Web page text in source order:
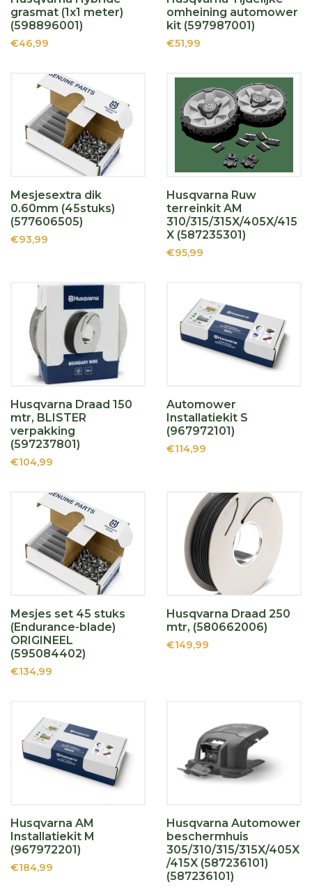
grasmat (1x1 meter)
(598896001)
€46,99
omheining automower
kit (597987001)
€51,99
Mesjesextra dik
0.60mm (45stuks)
(577606505)
€93,99
Husqvarna Ruw
terreinkit AM
310/315/315X/405X/415
X (587235301)
€95,99
Husqvarna Draad 150
mtr, BLISTER
verpakking
(597237801)
€104,99
Automower
Installatiekit S
(967972101)
€114,99
Mesjes set 45 stuks
(Endurance-blade)
ORIGINEEL
(595084402)
€134,99
Husqvarna Draad 250
mtr, (580662006)
€149,99
Husqvarna AM
Installatiekit M
(967972201)
€184,99
Husqvarna Automower
beschermhuis
305/310/315/315X/405X
/415X (587236101)
(587236101)